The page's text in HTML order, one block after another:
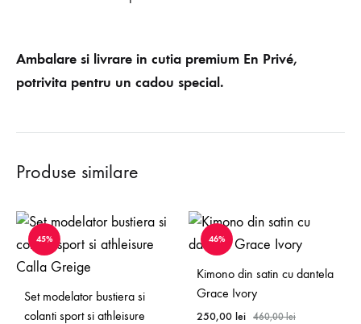
Ambalare si livrare in cutia premium En Privé,
potrivita pentru un cadou special.
Produse similare
45%
Set modelator bustiera si
colanti sport si athleisure
46%
Kimono din satin cu dantela
Grace Ivory
250,00 lei 460,00lei